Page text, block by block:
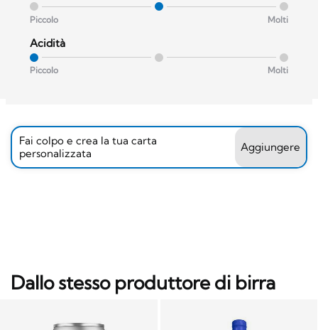
Piccolo Molti
Acidità
Piccolo Molti
Fai colpo e crea la tua carta
personalizzata
Aggiungere
Dallo stesso produttore di birra